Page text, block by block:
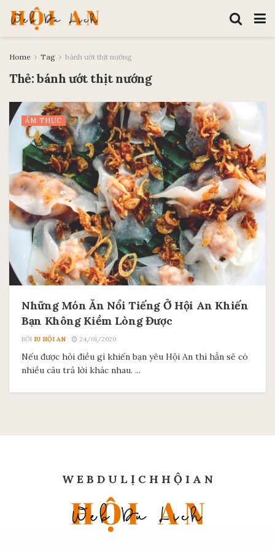
Home Tag bánh ướt thịt nướng
Thẻ:bánh ướt thịt nướng
ẨM THỰC
Những Món Ăn Nổi Tiếng Ở Hội An Khiến
Bạn Không Kiềm Lòng Được
BỞI IU HỘI AN 24/01/2020
Nếu được hỏi điều gì khiến bạn yêu Hội An thì hẳn sẽ có
nhiều câu trả lời khác nhau. ...
W E B D U L Ị C H H Ộ I A N